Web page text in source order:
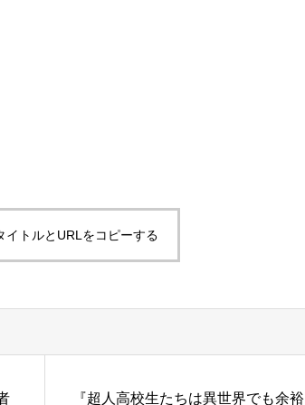
イトルとURLをコピーする
『超人高校生たちは異世界でも余裕